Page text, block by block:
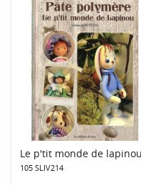
Le p'tit monde de lapinou
105 SLIV214